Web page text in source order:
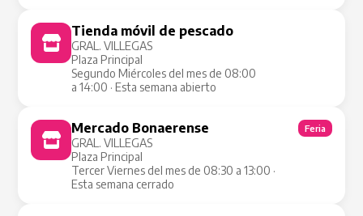
Tienda móvil de pescado
GRAL. VILLEGAS
Plaza Principal
Segundo Miércoles del mes de 08:00
a 14:00 · Esta semana abierto
Mercado Bonaerense
GRAL. VILLEGAS
Plaza Principal
Tercer Viernes del mes de 08:30 a 13:00 ·
Esta semana cerrado
Feria